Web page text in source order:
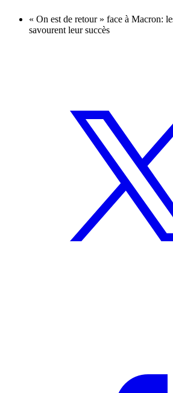
« On est de retour » face à Macron:
savourent leur succès